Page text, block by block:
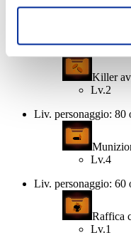
Liv. personaggio:
Killer
Lv.2
Liv. personaggio: 80
Lv.4
Liv. personaggio: 60
Raffica
Lv.1